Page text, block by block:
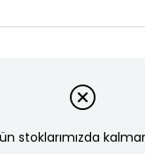
stoklarımızda